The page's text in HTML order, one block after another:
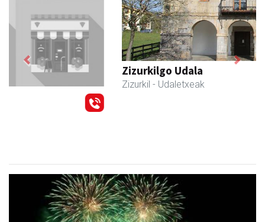
Zizurkilgo Udala
Zizurkil - Udaletxeak
Previous Next